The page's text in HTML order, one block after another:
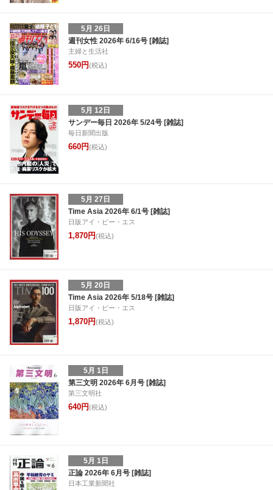
5月 26日
週刊女性 2026年 6/16号 [雑誌]
主婦と生活社
550円(税込)
5月 12日
サンデー毎日 2026年 5/24号 [雑誌]
毎日新聞出版
660円(税込)
5月 27日
Time Asia 2026年 6/1号 [雑誌]
日販アイ・ピー・エス
1,870円(税込)
5月 20日
Time Asia 2026年 5/18号 [雑誌]
日販アイ・ピー・エス
1,870円(税込)
5月 1日
第三文明 2026年 6月号 [雑誌]
第三文明社
640円(税込)
5月 1日
正論 2026年 6月号 [雑誌]
日本工業新聞社